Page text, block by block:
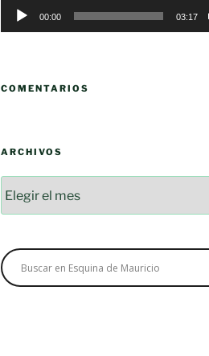
00:00 03:17
COMENTARIOS
ARCHIVOS